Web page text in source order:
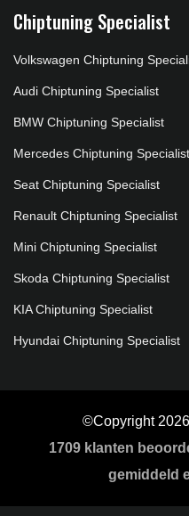
Chiptuning Specialist
Volkswagen Chiptuning
Audi Chiptuning Specialist
BMW Chiptuning Specialist
Mercedes Chiptuning Specialist
Seat Chiptuning Specialist
Renault Chiptuning Specialist
Mini Chiptuning Specialist
Skoda Chiptuning Specialist
KIA Chiptuning Specialist
Hyundai Chiptuning Specialist
©Copyright
1709klanten
gemiddeld